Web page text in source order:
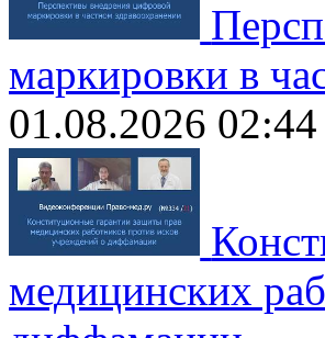
маркировки в
01.08.2026 02:44
медицинских